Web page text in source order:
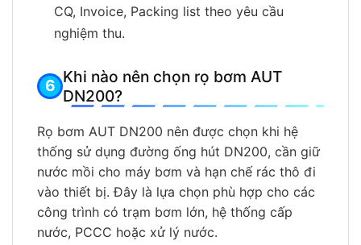
CQ, Invoice, Packing list theo yêu cầu
nghiệm thu.
Khi nào nên chọn rọ bơm AUT
DN200?
Rọ bơm AUT DN200 nên được chọn khi hệ
thống sử dụng đường ống hút DN200, cần giữ
nước mồi cho máy bơm và hạn chế rác thô đi
vào thiết bị. Đây là lựa chọn phù hợp cho các
công trình có trạm bơm lớn, hệ thống cấp
nước, PCCC hoặc xử lý nước.